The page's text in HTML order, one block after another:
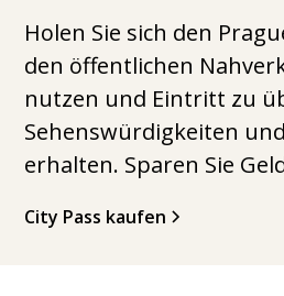
Holen Sie sich den
den öffentlichen
nutzen und Eintritt zu
Sehenswürdigkeiten
erhalten. Sparen Sie
City Pass kaufen